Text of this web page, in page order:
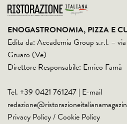
ENOGASTRONOMIA, PIZZA E
Edita da: Accademia Group s.r.l. –
Gruaro (Ve)
Direttore Responsabile: Enrico Famà
Tel. +39 0421 761247 | E-mail
Privacy Policy/Cookie Policy